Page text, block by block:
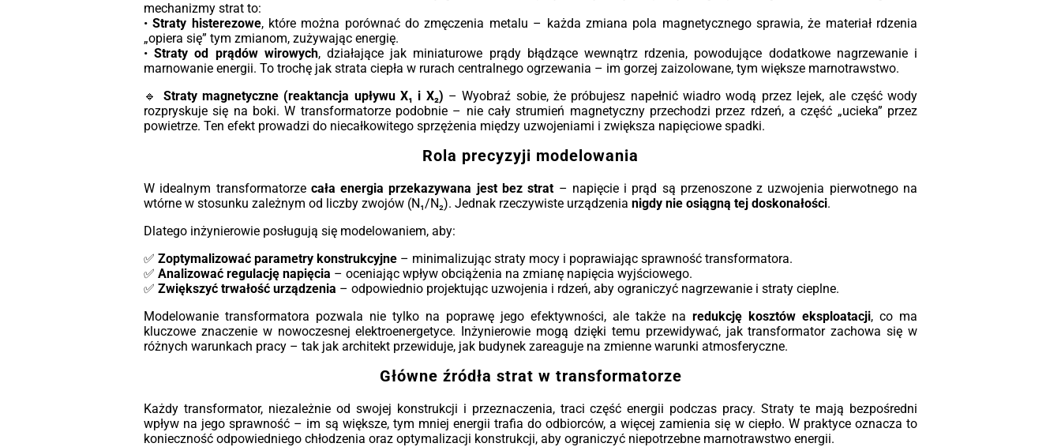
mechanizmy strat to:
•Straty histerezowe, które można porównać do zmęczenia metalu – każda zmiana pola magnetycznego sprawia, że materiał rdzenia
„opiera się” tym zmianom, zużywając energię.
•Straty od prądów wirowych, działające jak miniaturowe prądy błądzące wewnątrz rdzenia, powodujące dodatkowe nagrzewanie i
marnowanie energii. To trochę jak strata ciepła w rurach centralnego ogrzewania – im gorzej zaizolowane, tym większe marnotrawstwo.
🔹 Straty magnetyczne (reaktancja upływu X₁ i X₂) – Wyobraź sobie, że próbujesz napełnić wiadro wodą przez lejek, ale część wody
rozpryskuje się na boki. W transformatorze podobnie – nie cały strumień magnetyczny przechodzi przez rdzeń, a część „ucieka” przez
powietrze. Ten efekt prowadzi do niecałkowitego sprzężenia między uzwojeniami i zwiększa napięciowe spadki.
Rola precyzyji modelowania
W idealnym transformatorze cała energia przekazywana jest bez strat – napięcie i prąd są przenoszone z uzwojenia pierwotnego na
wtórne w stosunku zależnym od liczby zwojów (N₁/N₂). Jednak rzeczywiste urządzenia nigdy nie osiągną tej doskonałości.
Dlatego inżynierowie posługują się modelowaniem, aby:
✅ Zoptymalizować parametry konstrukcyjne – minimalizując straty mocy i poprawiając sprawność transformatora.
✅ Analizować regulację napięcia – oceniając wpływ obciążenia na zmianę napięcia wyjściowego.
✅ Zwiększyć trwałość urządzenia – odpowiednio projektując uzwojenia i rdzeń, aby ograniczyć nagrzewanie i straty cieplne.
Modelowanie transformatora pozwala nie tylko na poprawę jego efektywności, ale także na redukcję kosztów eksploatacji, co ma
kluczowe znaczenie w nowoczesnej elektroenergetyce. Inżynierowie mogą dzięki temu przewidywać, jak transformator zachowa się w
różnych warunkach pracy – tak jak architekt przewiduje, jak budynek zareaguje na zmienne warunki atmosferyczne.
Główne źródła strat w transformatorze
Każdy transformator, niezależnie od swojej konstrukcji i przeznaczenia, traci część energii podczas pracy. Straty te mają bezpośredni
wpływ na jego sprawność – im są większe, tym mniej energii trafia do odbiorców, a więcej zamienia się w ciepło. W praktyce oznacza to
konieczność odpowiedniego chłodzenia oraz optymalizacji konstrukcji, aby ograniczyć niepotrzebne marnotrawstwo energii.